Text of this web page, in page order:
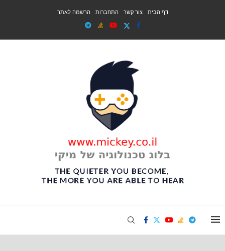
דף הבית צור קשר התחברות הרשמה לאתר